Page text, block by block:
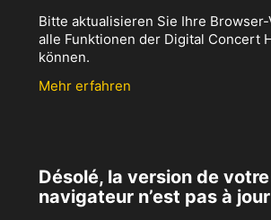
Bitte aktualisieren Sie Ihre Browser-
alle Funktionen der Digital Concert
können.
Mehr erfahren
Désolé, la version de votre
navigateur n’est pas à jour